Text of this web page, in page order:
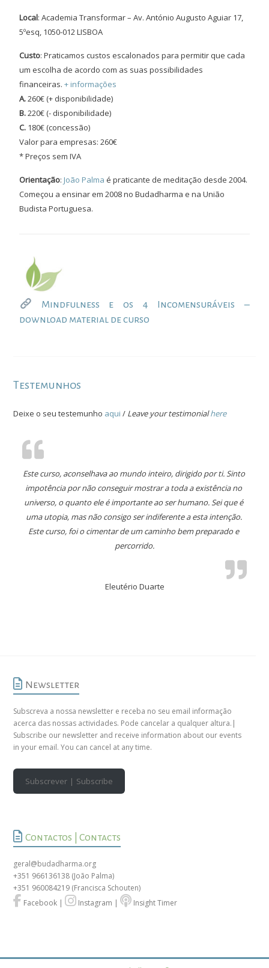
Local: Academia Transformar – Av. António Augusto Aguiar 17,
5ºesq, 1050-012 LISBOA
Custo: Praticamos custos escalonados para permitir que cada
um escolha de acordo com as suas possibilidades
financeiras.+ informações
A.260€ (+ disponibilidade)
B.220€ (- disponibilidade)
C. 180€ (concessão)
Valor para empresas: 260€
* Preços sem IVA
Orientação: João Palma é praticante de meditação desde 2004.
Começou a ensinar em 2008 no Budadharma e na União
Budista Portuguesa.
Mindfulness e os 4 Incomensuráveis –
download material de curso
Testemunhos
Deixe o seu testemunho aqui / Leave your testimonialhere
Este curso, aconselhava ao mundo inteiro, dirigido por ti. Sinto
impotência por não conseguir mostrar a toda a existência no
universo, o quanto ele é importante ao ser humano. Sei que é
uma utopia, mas não consigo ser indiferente a esta intenção.
Este curso, foi o cimentar de um caminho bem preparado e
percorrido.
Eleutério Duarte
Newsletter
Subscreva a nossa newsletter e receba no seu email informação
acerca das nossas actividades. Pode cancelar a qualquer altura.|
Subscribe our newsletter and receive information about our events
in your email. You can cancel at any time.
Subscrever | Subscribe
Contactos | Contacts
geral@budadharma.org
+351 966136138 (João Palma)
+351 960084219 (Francisca Schouten)
Facebook | Instagram | Insight Timer